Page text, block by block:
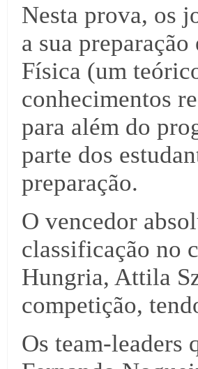
Nesta prova, os
a sua
Física (um
conhecimentos
para além do
parte dos
preparação.
O vencedor
classificação no
Hungria, Attila
competição,
Os team-leaders